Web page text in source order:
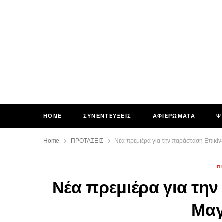
HOME ΣΥΝΕΝΤΕΥΞΕΙΣ ΑΦΙΕΡΩΜΑΤΑ
Home ΠΡΟΤΑΣΕΙΣ Νέα πρεμιέρα για την παράσταση
Νέα πρεμιέρα για